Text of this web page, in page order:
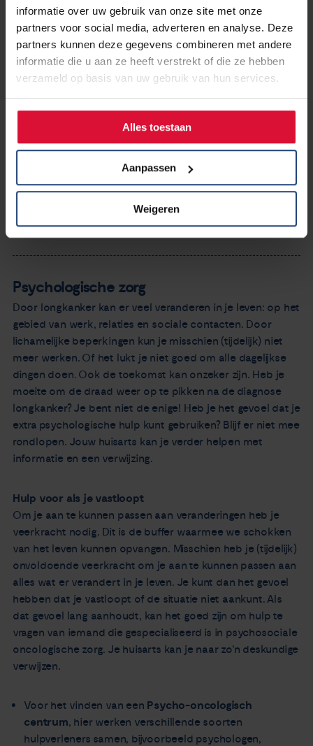
informatie over uw gebruik van onze site met onze
partners voor social media, adverteren en analyse. Deze
partners kunnen deze gegevens combineren met andere
informatie die u aan ze heeft verstrekt of die ze hebben
verzameld op basis van uw gebruik van hun services.
Alles toestaan
Aanpassen
Weigeren
Psychologische zorg
Door longkanker kan er veel veranderen in je leven: op het
gebied van werk, relaties en sociale contacten. Door
lichamelijke beperkingen kun je misschien (tijdelijk) niet
meer werken. Of het lukt je niet goed om alle dagelijkse
dingen doen. Ook de toekomst kan onzeker zijn. Heb je
moeite om de draad weer op te pikken na de diagnose
longkanker? Je bent niet de enige! Heb je het gevoel dat je
extra psychologische hulp kunt gebruiken? Blijf er niet mee
rondlopen. Jouw huisarts kan je verder helpen met
informatie en een verwijzing.
Hulp voor als je vastloopt
Om je aan te kunnen passen aan veranderingen heb je
veerkracht nodig. Dit is de buffer waarmee we schokken
van het leven kunnen opvangen. Misschien heb je (tijdelijk)
onvoldoende veerkracht om je aan te kunnen passen aan
alles wat er verandert in je leven. Je kunt dan het gevoel
hebben dat je vastloopt of de situatie niet aankunt. Als
dat gevoel lang aanhoudt, kan het goed zijn om hulp te
vragen van iemand die gespecialiseerd is in psychosociale
oncologische zorg. Je huisarts kan je naar zo’n deskundige
verwijzen.
Voor het vinden van een Psycho-oncologisch
centrum, hier werken verschillende soorten
hulpverleners samen, bijvoorbeeld psychologen,